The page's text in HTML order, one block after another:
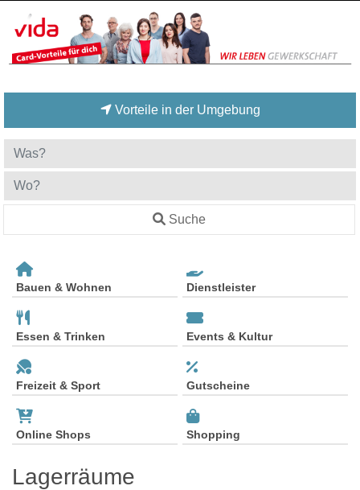
Vorteile in der Umgebung
Suche
Bauen & Wohnen Dienstleister
Essen & Trinken Events & Kultur
Freizeit & Sport Gutscheine
Online Shops Shopping
Lagerräume